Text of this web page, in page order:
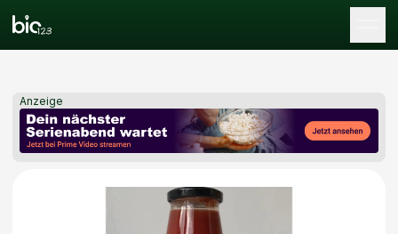
Anzeige